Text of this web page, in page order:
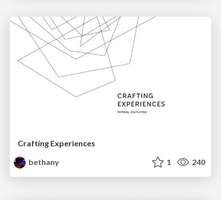
Crafting Experiences
bethany
1 240